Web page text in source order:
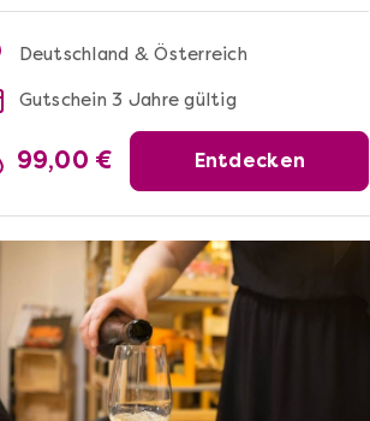
Deutschland & Österreich
Gutschein 3 Jahre gültig
99,00 € Entdecken